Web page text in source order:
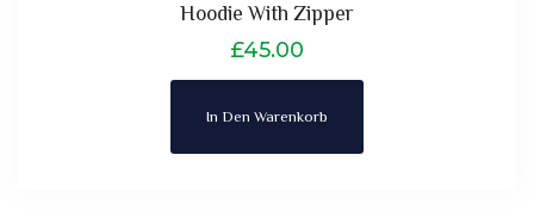
Hoodie With Zipper
£45.00
In Den Warenkorb